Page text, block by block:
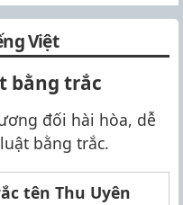
Việt
bằng trắc
đối hài hòa, dễ
bằng trắc.
tên Thu Uyên